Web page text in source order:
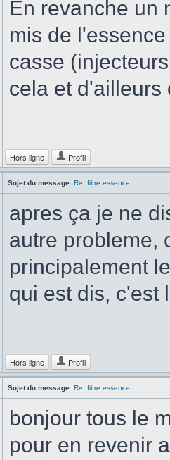
En revanche un
mis de
casse
cela et d'ailleurs
Hors ligne Profil
Sujet du message: Re: filtre essence
apres ça je ne
autre probleme,
principalement
qui est dis, c'est
Hors ligne Profil
Sujet du message: Re: filtre essence
bonjour tous le
pour en revenir